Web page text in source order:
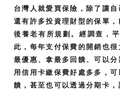
台灣人就愛買保險，除了讓自
還有許多投資理財型的保單
後養老有所規劃。經調查，
此，每年支付保費的開銷也
最優惠、拿最多回饋、可以
用信用卡繳保費好處多多，
饋，甚至也可以透過分期卡